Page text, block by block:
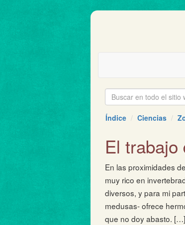
Índice Ciencias
El
En las proximidades
muy rico en
diversos, y para mi
medusas- ofrece
que no doy abasto.